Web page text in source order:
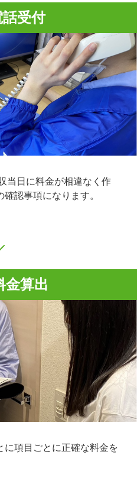
話受付
当日に料金が相違なく作
認事項になります。
金算出
に項目ごとに正確な料金を